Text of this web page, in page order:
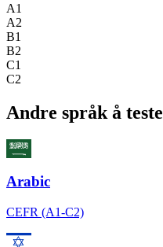
A1
A2
B1
B2
C1
C2
Andre språk å teste
Arabic
CEFR (A1-C2)